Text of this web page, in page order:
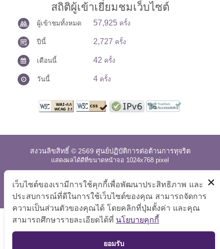
สถิติผู้เข้าเยี่ยมชมเว็บไซต์
ผู้เข้าชมทั้งหมด 57,925 ครั้ง
ปีนี้ 2,727 ครั้ง
เดือนนี้ 42 ครั้ง
วันนี้ 4 ครั้ง
สงวนลิขสิทธิ์ © 2569 ศูนย์ปฏิบัติการต่อต้านการทุจริต
แสดงผลได้ดีที่ขนาดหน้าจอ 1024x768 pixel
แผนผังเว็บไซต์ คำถามที่พบบ่อย นโยบายเว็บไซต์
|
การปฏิเสธความรับผิด
TOP
เว็บไซต์ของเรามีการใช้คุกกี้เพื่อพัฒนาประสิทธิภาพ และ
ประสบการณ์ที่ดีในการใช้เว็บไซต์ของคุณ สามารถจัดการ
ความเป็นส่วนตัวของคุณได้ โดยคลิกที่ปุ่มตั้งค่า และคุณ
สามารถศึกษารายละเอียดได้ที่ นโยบายคุกกี้
ยอมรับ